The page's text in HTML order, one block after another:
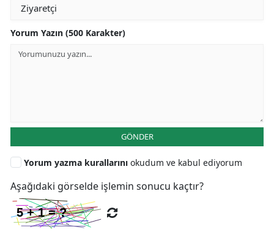
Yorum Yazın (500 Karakter)
GÖNDER
Yorum yazma kurallarını okudum ve kabul ediyorum
Aşağıdaki görselde işlemin sonucu kaçtır?